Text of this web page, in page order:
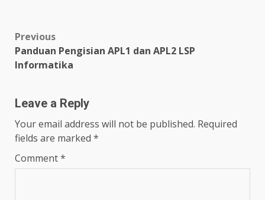
Post
navigation
Previous
Panduan Pengisian APL1 dan APL2 LSP
Informatika
Leave a Reply
Your email address will not be published. Required
fields are marked *
Comment*